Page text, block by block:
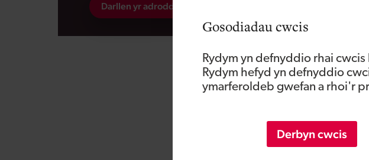
Gosodiadau cwcis
Rydym yn defnyddio rhai
Rydym hefyd yn defnyddio
ymarferoldeb gwefan a rhoi'r
Derbyn cwcis
Darllen yr adroddiad